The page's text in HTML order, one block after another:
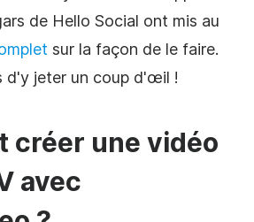
de Hello Social ont mis au
sur la façon de le faire.
d'y jeter un coup d'œil !
créer une vidéo
avec